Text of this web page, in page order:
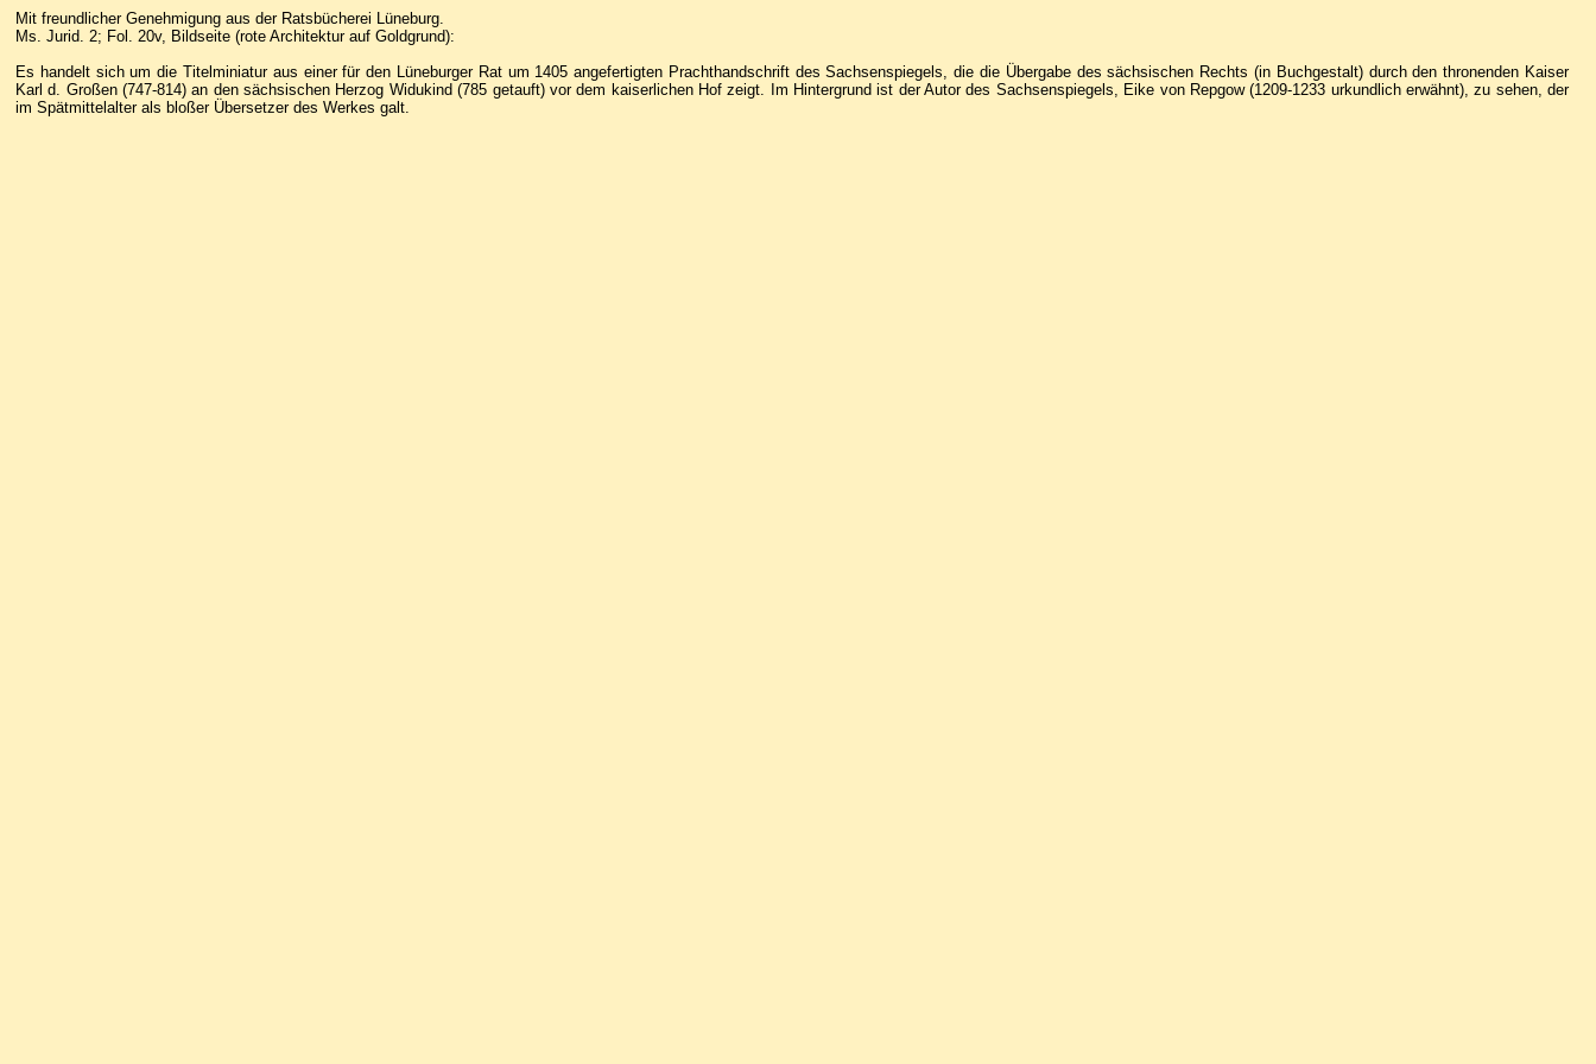
Mit freundlicher Genehmigung aus der Ratsbücherei Lüneburg.
Ms. Jurid. 2; Fol. 20v, Bildseite (rote Architektur auf Goldgrund):
Es handelt sich um die Titelminiatur aus einer für den Lüneburger Rat um 1405 angefertigten Prachthandschrift des Sachsenspiegels, die die Übergabe des sächsischen Rechts (in Buchgestalt) durch den thronenden Kaiser
Karl d. Großen (747-814) an den sächsischen Herzog Widukind (785 getauft) vor dem kaiserlichen Hof zeigt. Im Hintergrund ist der Autor des Sachsenspiegels, Eike von Repgow (1209-1233 urkundlich erwähnt), zu sehen, der
im Spätmittelalter als bloßer Übersetzer des Werkes galt.